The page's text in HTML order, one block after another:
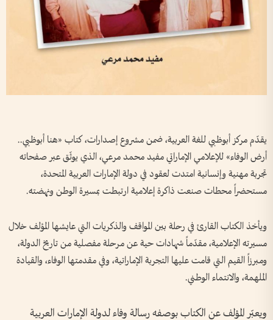
يقدّم مركز أبوظبي للغة العربية، ضمن مشروع إصدارات، كتاب «هنا أبوظبي..
أرض الوفاء» للإعلامي الإماراتي مفيد محمد مرعي، الذي يوثّق عبر صفحاته
تجربة مهنية وإنسانية امتدت لعقود في دولة الإمارات العربية المتحدة،
مستحضراً محطات صنعت ذاكرة إعلامية ارتبطت بمسيرة الوطن ونهضته.
ويأخذ الكتاب القارئ في رحلة بين المواقف والذكريات التي عايشها المؤلف خلال
مسيرته الإعلامية، مقدّماً شهادات حية عن مرحلة مفصلية من تاريخ الدولة،
ومبرزاً القيم التي قامت عليها التجربة الإماراتية، وفي مقدمتها الوفاء، والقيادة
الملهمة، والانتماء الوطني.
ويعبّر المؤلف عن الكتاب بوصفه رسالة وفاء لدولة الإمارات العربية